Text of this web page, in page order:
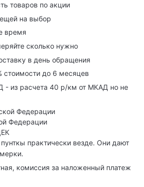
товаров по акции
на выбор
время
сколько нужно
в день обращения
стоимости до 6 месяцев
- из расчета 40 р/км от МКАД но не
Федерации
практически везде. Они дают
комиссия за наложенный платеж